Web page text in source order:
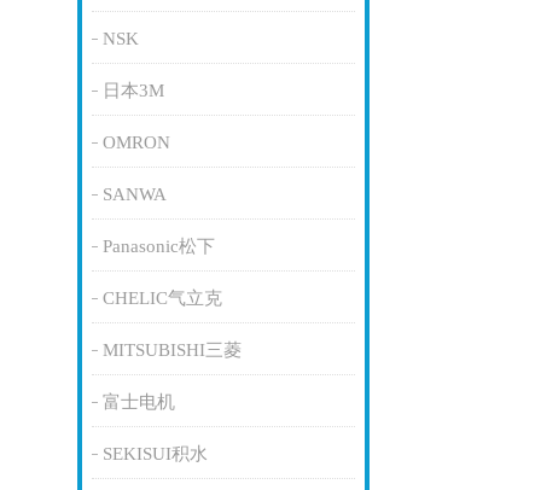
NSK
日本3M
OMRON
SANWA
Panasonic松下
CHELIC气立克
MITSUBISHI三菱
富士电机
SEKISUI积水